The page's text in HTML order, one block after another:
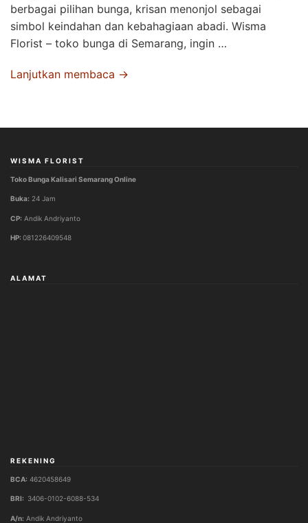
berbagai pilihan bunga, krisan menonjol sebagai
simbol keindahan dan kebahagiaan abadi. Wisma
Florist – toko bunga di Semarang, ingin …
Lanjutkan membaca →
WISMA FLORIST
Toko Bunga Kalisari Semarang Online
Buka: 24 Jam
CP: Andik Andriyanto
HP:081226409548
ALAMAT
REKENING
BCA: 4620458649
BRI: 3406-0102-6088-534
A/n: Andik Andriyanto